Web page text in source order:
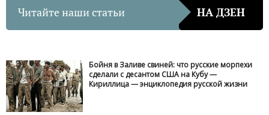
Читайте наши статьи НА ДЗЕН
Бойня в Заливе свиней: что русские морпехи
сделали с десантом США на Кубу —
Кириллица — энциклопедия русской жизни